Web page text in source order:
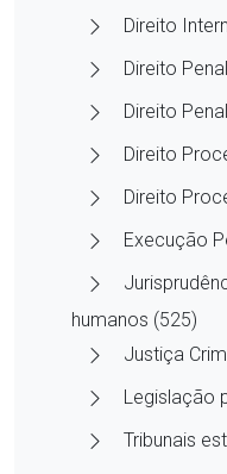
Direito
Direito
Direito
Direito
Direito
Execução
humanos (525)
Justiça
Legislação
Tribunais